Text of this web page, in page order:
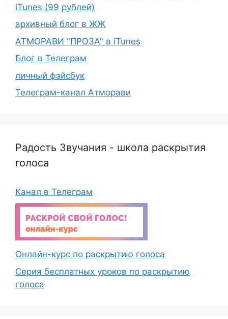
iTunes (99 рублей)
архивный блог в ЖЖ
АТМОРАВИ "ПРОЗА" в iTunes
Блог в Телеграм
личный фэйсбук
Телеграм-канал Атморави
Радость Звучания - школа раскрытия
голоса
Канал в Телеграм
Онлайн-курс по раскрытию голоса
Серия бесплатных уроков по раскрытию
голоса